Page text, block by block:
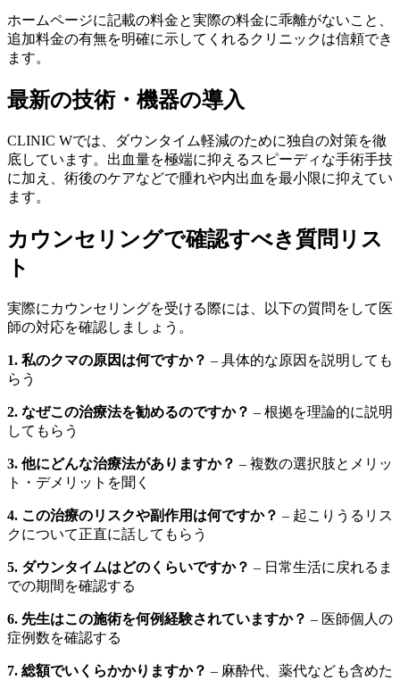
ホームページに記載の料金と実際の料金に乖離がないこと、
追加料金の有無を明確に示してくれるクリニックは信頼でき
ます。
最新の技術・機器の導入
CLINIC Wでは、ダウンタイム軽減のために独自の対策を徹
底しています。出血量を極端に抑えるスピーディな手術手技
に加え、術後のケアなどで腫れや内出血を最小限に抑えてい
ます。
カウンセリングで確認すべき質問リス
ト
実際にカウンセリングを受ける際には、以下の質問をして医
師の対応を確認しましょう。
1. 私のクマの原因は何ですか？ – 具体的な原因を説明しても
らう
2. なぜこの治療法を勧めるのですか？ – 根拠を理論的に説明
してもらう
3. 他にどんな治療法がありますか？ – 複数の選択肢とメリッ
ト・デメリットを聞く
4. この治療のリスクや副作用は何ですか？ – 起こりうるリス
クについて正直に話してもらう
5. ダウンタイムはどのくらいですか？ – 日常生活に戻れるま
での期間を確認する
6. 先生はこの施術を何例経験されていますか？ – 医師個人の
症例数を確認する
7. 総額でいくらかかりますか？ – 麻酔代、薬代なども含めた